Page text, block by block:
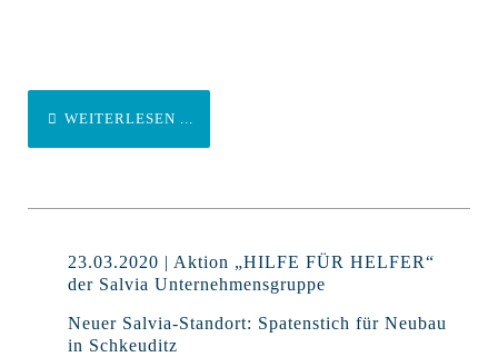
WEITERLESEN ...
23.03.2020 | Aktion „HILFE FÜR HELFER“
der Salvia Unternehmensgruppe
Neuer Salvia-Standort: Spatenstich für Neubau
in Schkeuditz